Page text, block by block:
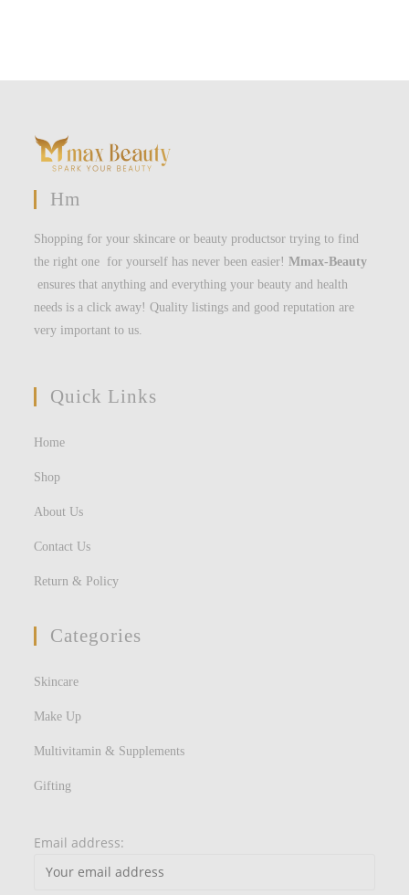
Hm
Shopping for your skincare or beauty productsor trying to find
the right one for yourself has never been easier!Mmax-Beauty
ensures that anything and everything your beauty and health
needs is a click away! Quality listings and good reputation are
very important to us.
Quick Links
Home
Shop
About Us
Contact Us
Return & Policy
Categories
Skincare
Make Up
Multivitamin & Supplements
Gifting
Email address: